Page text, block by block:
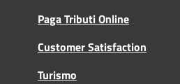
Paga Tributi Online
Customer Satisfaction
Turismo